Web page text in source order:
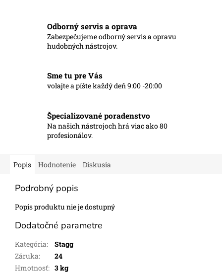
Odborný servis a oprava
Zabezpečujeme odborný servis a opravu
hudobných nástrojov.
Sme tu pre Vás
volajte a píšte každý deň 9:00 -20:00
Špecializované poradenstvo
Na našich nástrojoch hrá viac ako 80
profesionálov.
Popis Hodnotenie Diskusia
Podrobný popis
Popis produktu nie je dostupný
Dodatočné parametre
Kategória:
Stagg
Záruka:
24
Hmotnosť: 3 kg